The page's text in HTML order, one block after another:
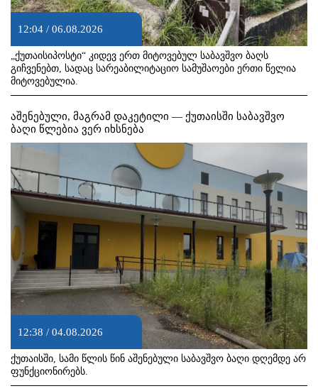
12:04 / 06.08.2026
„ქუთაისიპოსტი“ კიდევ ერთ მიტოვებულ საბავშვო ბაღს
გიჩვენებთ, სადაც სარეაბილიტაციო სამუშაოები ერთი წელია
მიტოვებულია.
აშენებული, მაგრამ დაკეტილი — ქუთაისში საბავშვო
ბაღი წლებია ვერ იხსნება
12:38 / 04.08.2026
ქუთაისში, სამი წლის წინ აშენებული საბავშვო ბაღი დღემდე არ
ფუნქციონირებს.